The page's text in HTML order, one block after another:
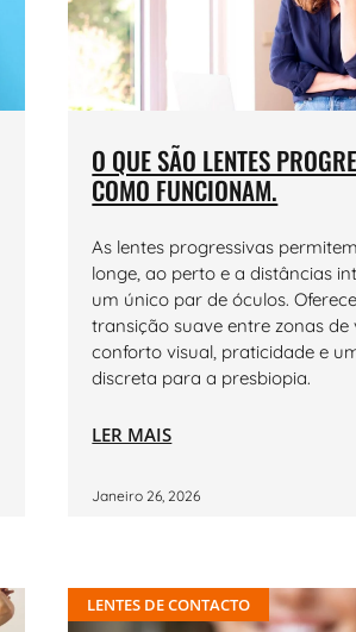
O QUE SÃO LENTES
COMO FUNCIONAM.
As lentes progressivas
longe, ao perto e a distâncias
um único par de óculos.
transição suave entre zonas de
conforto visual, praticidade e
discreta para a presbiopia.
LER MAIS
Janeiro 26, 2026
LENTES DE CONTACTO